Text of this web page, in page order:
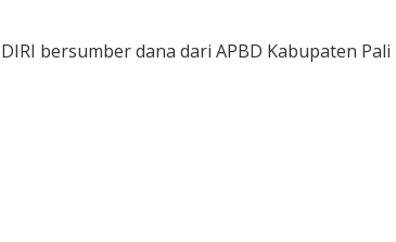
bersumber dana dari APBD Kabupaten